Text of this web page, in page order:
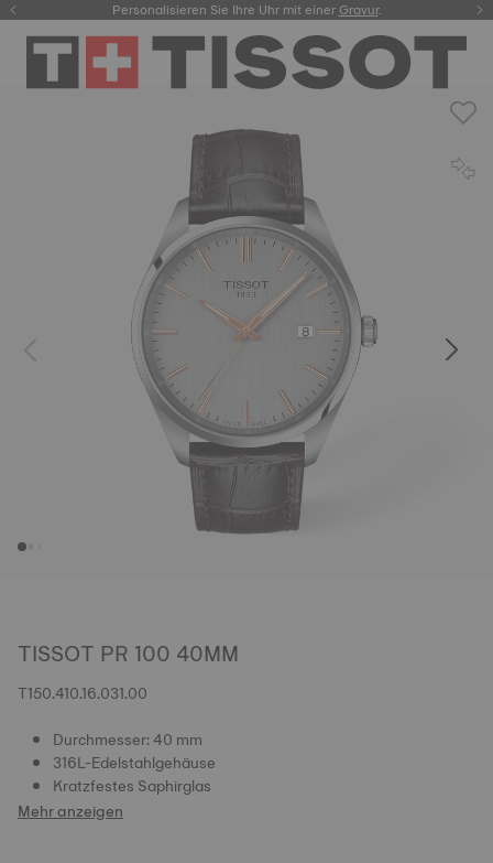
Personalisieren Sie Ihre Uhr mit einerGravur.
hier.
TISSOT PR 100 40MM
T150.410.16.031.00
Durchmesser: 40 mm
316L-Edelstahlgehäuse
Kratzfestes Saphirglas
Mehr anzeigen